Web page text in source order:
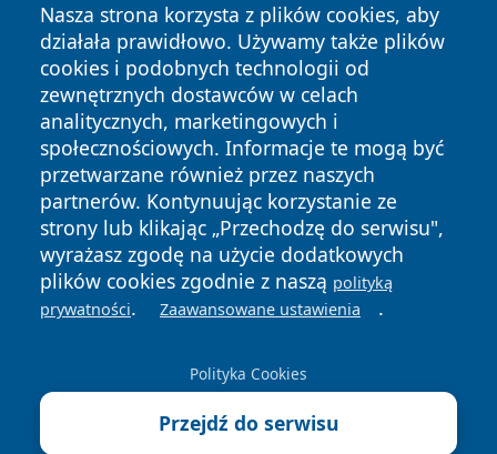
Nasza strona korzysta z plików cookies, aby
działała prawidłowo. Używamy także plików
cookies i podobnych technologii od
zewnętrznych dostawców w celach
analitycznych, marketingowych i
społecznościowych. Informacje te mogą być
przetwarzane również przez naszych
partnerów. Kontynuując korzystanie ze
strony lub klikając „Przechodzę do serwisu",
wyrażasz zgodę na użycie dodatkowych
plików cookies zgodnie z naszą polityką
prywatności. Zaawansowane ustawienia .
Polityka Cookies
Przejdź do serwisu
Copyright © 2026 leszczynski24.pl Wszystkie prawa
zastrzeżone.
News Autorzy
Polityka
Prywatności
Polityka
Cookies